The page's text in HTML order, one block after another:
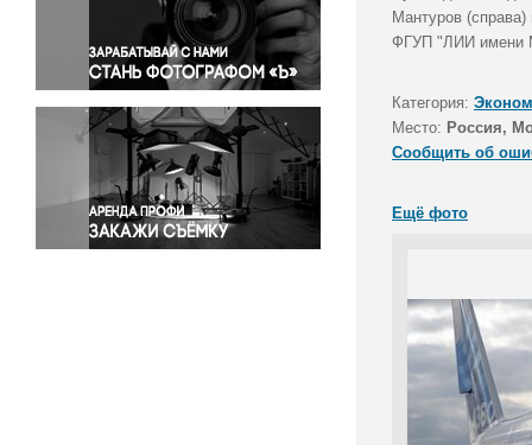
Правосудие
Происшествия и конфликты
Религия
Светская жизнь
Спорт
Экология
Экономика и бизнес
Мантуров
ФГУП "ЛИИ имени
Категория:
Место: Россия,
Сообщить об
Ещё фото